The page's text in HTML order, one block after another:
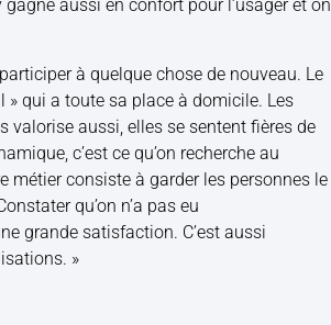
aussi en confort pour l’usager et on
à quelque chose de nouveau. Le
» qui a toute sa place à domicile. Les
valorise aussi, elles se sentent fières de
c’est ce qu’on recherche au
métier consiste à garder les personnes le
qu’on n’a pas eu
grande satisfaction. C’est aussi
»